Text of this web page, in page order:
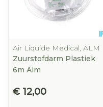
Air Liquide Medical, ALM
Zuurstofdarm Plastiek
6m Alm
€ 12,00